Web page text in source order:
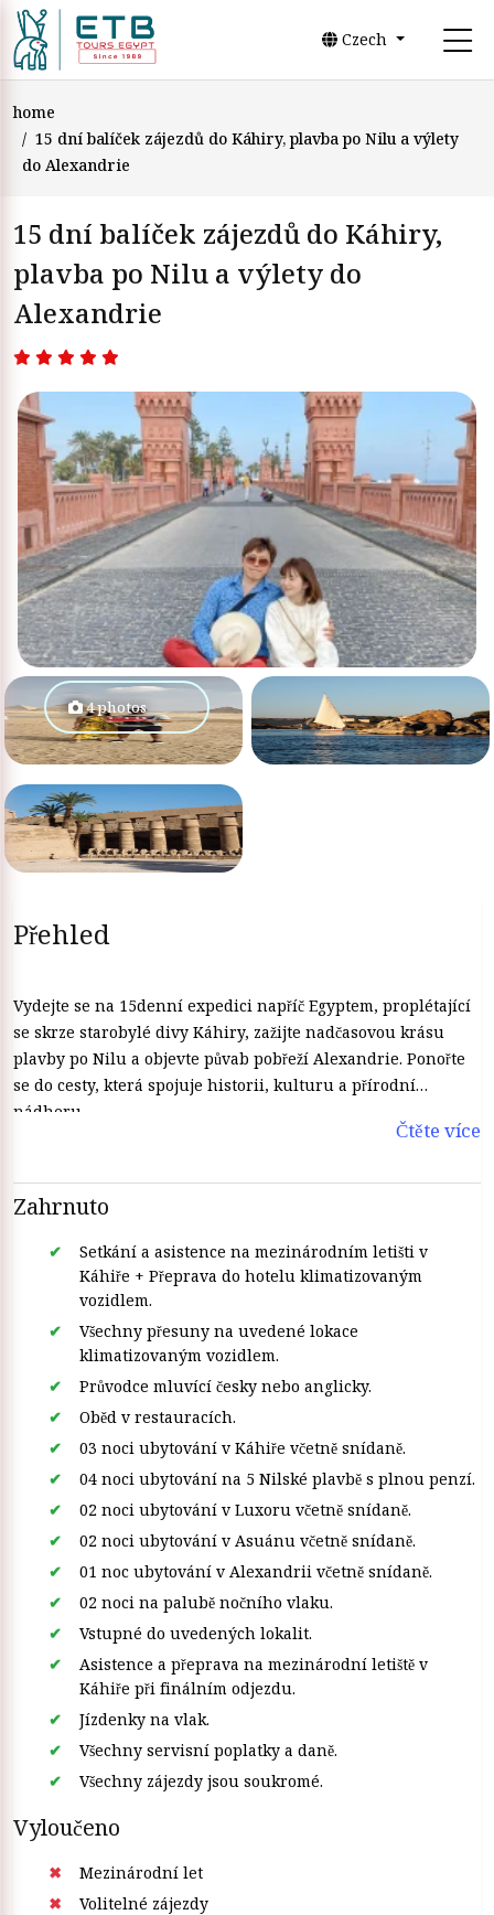
Czech
home
15 dní balíček zájezdů do Káhiry, plavba po Nilu a výlety
do Alexandrie
15 dní balíček zájezdů do Káhiry,
plavba po Nilu a výlety do
Alexandrie
4 photos
Přehled
Vydejte se na 15denní expedici napříč Egyptem, proplétající
se skrze starobylé divy Káhiry, zažijte nadčasovou krásu
plavby po Nilu a objevte půvab pobřeží Alexandrie. Ponořte
se do cesty, která spojuje historii, kulturu a přírodní
nádheru.
Čtěte více
Zahrnuto
Setkání a asistence na mezinárodním letišti v
Káhiře + Přeprava do hotelu klimatizovaným
vozidlem.
Všechny přesuny na uvedené lokace
klimatizovaným vozidlem.
Průvodce mluvící česky nebo anglicky.
Oběd v restauracích.
03 noci ubytování v Káhiře včetně snídaně.
04 noci ubytování na 5 Nilské plavbě s plnou penzí.
02 noci ubytování v Luxoru včetně snídaně.
02 noci ubytování v Asuánu včetně snídaně.
01 noc ubytování v Alexandrii včetně snídaně.
02 noci na palubě nočního vlaku.
Vstupné do uvedených lokalit.
Asistence a přeprava na mezinárodní letiště v
Káhiře při finálním odjezdu.
Jízdenky na vlak.
Všechny servisní poplatky a daně.
Všechny zájezdy jsou soukromé.
Vyloučeno
Mezinárodní let
Volitelné zájezdy